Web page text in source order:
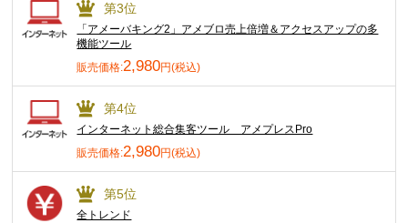
第3位
「アメーバキング2」アメブロ売上倍増＆アクセスアップの多
機能ツール
販売価格:2,980円(税込)
第4位
インターネット総合集客ツール アメプレスPro
販売価格:2,980円(税込)
第5位
全トレンド